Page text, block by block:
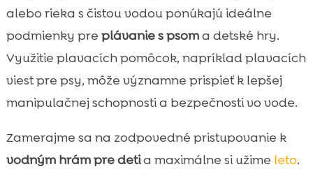
alebo rieka s čistou vodou ponúkajú ideálne
podmienky pre plávanie s psoma detské hry.
Využitie plavacích pomôcok, napríklad plavacích
viest pre psy, môže významne prispieť k lepšej
manipulačnej schopnosti a bezpečnosti vo vode.
Zamerajme sa na zodpovedné pristupovanie k
vodným hrám pre detia maximálne si užime leto.